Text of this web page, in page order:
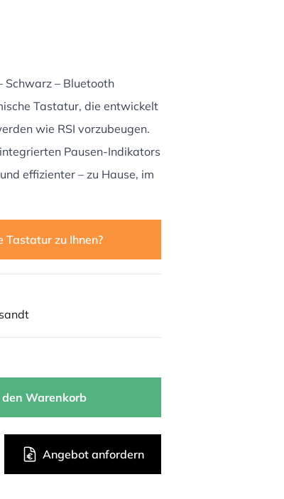
Schwarz – Bluetooth
Tastatur, die entwickelt
wie RSI vorzubeugen.
Pausen-Indikators
effizienter – zu Hause, im
Tastatur zu Ihnen?
den Warenkorb
Angebot anfordern